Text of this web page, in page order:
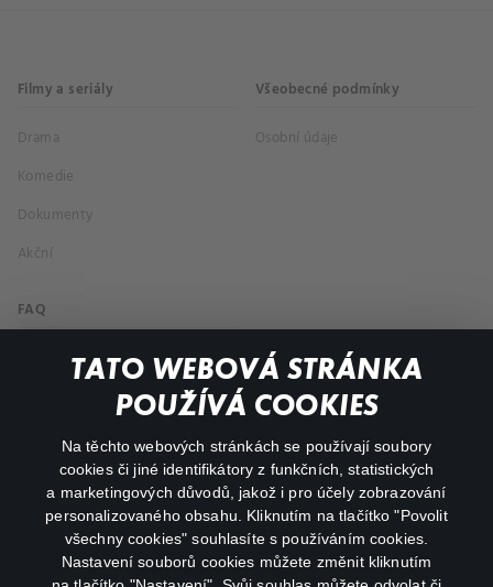
TATO WEBOVÁ STRÁNKA
POUŽÍVÁ COOKIES
Na těchto webových stránkách se používají soubory
cookies či jiné identifikátory z funkčních, statistických
a marketingových důvodů, jakož i pro účely zobrazování
personalizovaného obsahu. Kliknutím na tlačítko "Povolit
všechny cookies" souhlasíte s používáním cookies.
Nastavení souborů cookies můžete změnit kliknutím
Filmy a seriály
Drama
Komedie
Dokumenty
Akční
Všeobecné podmínky
Osobní údaje
FAQ
Můj účet
Důležité odkazy
facebookinstagram
youtube